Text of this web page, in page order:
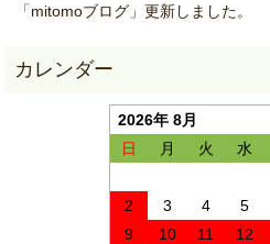
「mitomoブログ」更新しました。
2026年 8月
日
月 火 水
2
3 4 5
9
10 11 12